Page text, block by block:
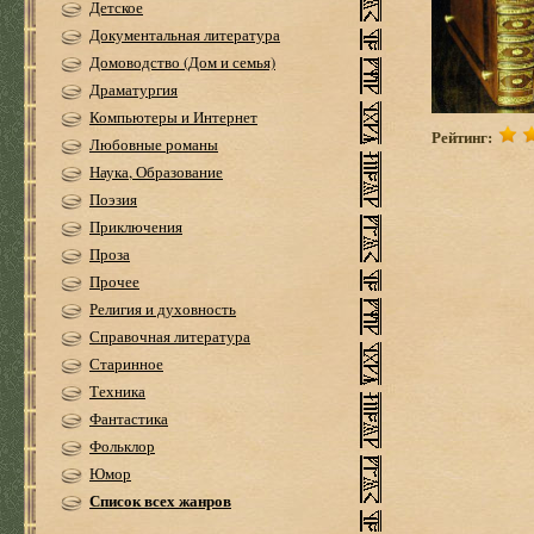
Детское
Документальная литература
Домоводство (Дом и семья)
Драматургия
Компьютеры и Интернет
Любовные романы
Наука, Образование
Поэзия
Приключения
Проза
Прочее
Религия и духовность
Справочная литература
Старинное
Техника
Фантастика
Фольклор
Юмор
Список всех жанров
Рейтинг: